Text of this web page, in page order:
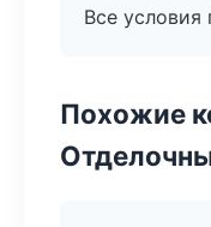
Все условия
Похожие